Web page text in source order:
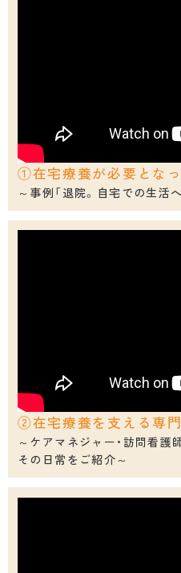
医療者向け講演会等
学術講演会等名義後援
地域医療室
治験事業について
初期及び二次救急当番
札幌市医
会長挨拶
医師会の歩み
定款
定款施行規則
検診
予防接種
高齢者用肺炎球菌ワク
①在宅療養が必要となっ
～事例「退院。自宅での生活
②在宅療養を支える専門
～ケアマネジャー・訪問看護
その日常をご紹介～